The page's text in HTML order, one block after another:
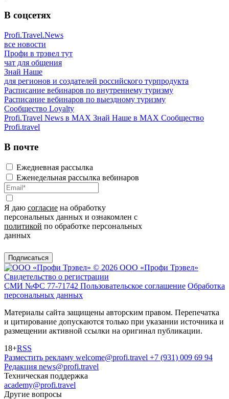
В соцсетях
Profi.Travel.News
все новости
Профи в трэвел тут
чат для общения
Знай Наше
для регионов и создателей российского турпродукта
Расписание вебинаров по внутреннему туризму
Расписание вебинаров по выездному туризму
Сообщество Loyalty
Profi.Travel News в MAX Знай Наше в MAX Сообщество
Profi.travel
В почте
Ежедневная рассылка
Еженедельная рассылка вебинаров
Я даю согласие на обработку
персональных данных и ознакомлен с
политикой по обработке персональных
данных
Подписаться
© 2026 ООО «Профи Трэвeл»
Свидетельство о регистрации
СМИ №ФС 77-71742 Пользовательское соглашение Обработка
персональных данных
Материалы сайта защищены авторским правом. Перепечатка
и цитирование допускаются только при указании источника и
размещении активной ссылки на оригинал публикации.
18+RSS
Разместить рекламу welcome@profi.travel +7 (931) 009 69 94
Редакция news@profi.travel
Техническая поддержка
academy@profi.travel
Другие вопросы